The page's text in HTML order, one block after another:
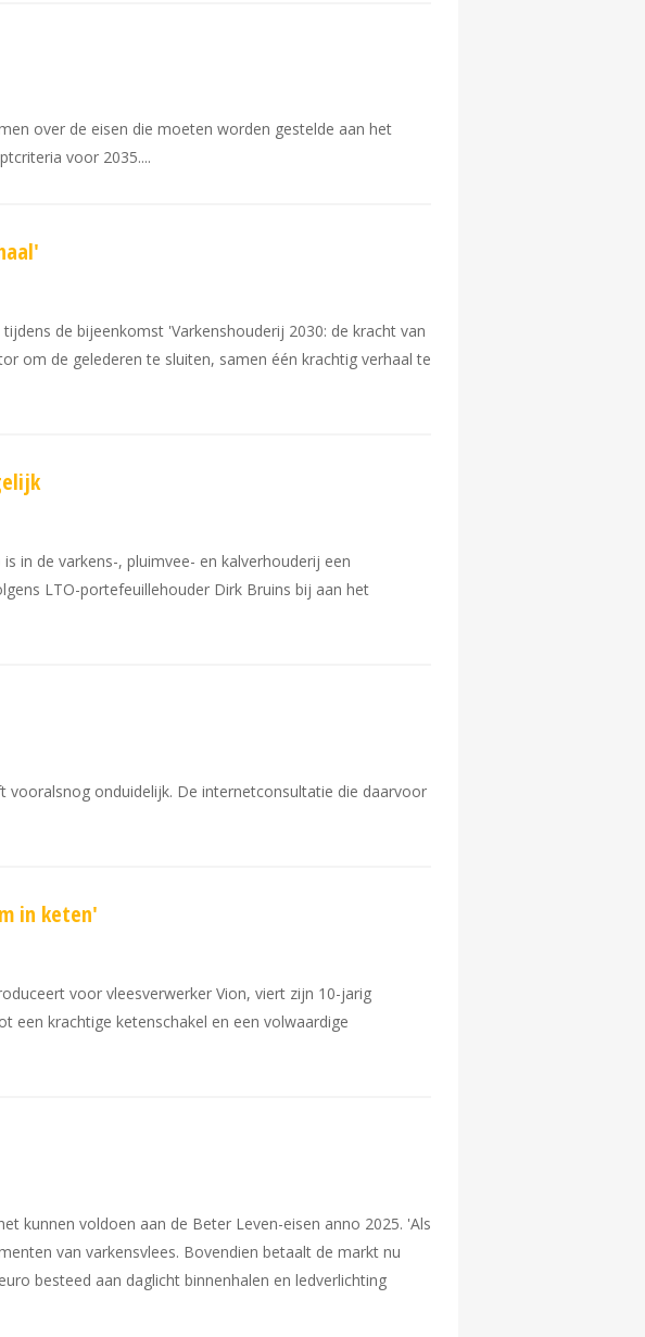
over de eisen die moeten worden gestelde aan het
voor 2035.
de bijeenkomst 'Varkenshouderij 2030: de kracht van
om de gelederen te sluiten, samen één krachtig verhaal te
in de varkens-, pluimvee- en kalverhouderij een
LTO-portefeuillehouder Dirk Bruins bij aan het
vooralsnog onduidelijk. De internetconsultatie die daarvoor
in keten'
voor vleesverwerker Vion, viert zijn 10-jarig
een krachtige ketenschakel en een volwaardige
kunnen voldoen aan de Beter Leven-eisen anno 2025. 'Als
van varkensvlees. Bovendien betaalt de markt nu
besteed aan daglicht binnenhalen en ledverlichting